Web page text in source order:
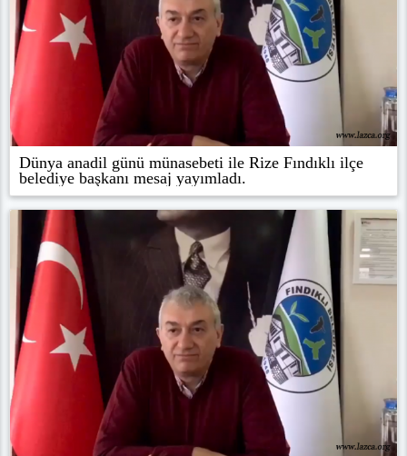
Dünya anadil günü münasebeti ile Rize Fındıklı ilçe
belediye başkanı mesaj yayımladı.